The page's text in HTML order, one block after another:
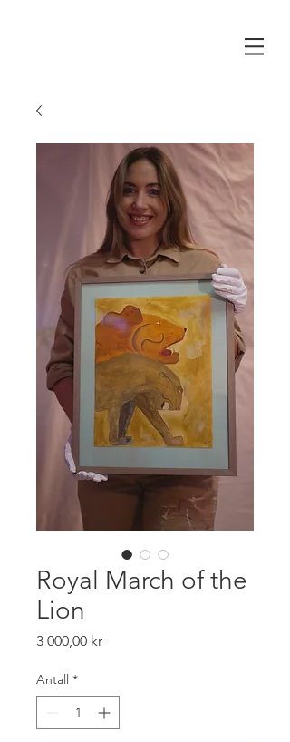
Royal March of the
Lion
3 000,00 krPris
Antall *